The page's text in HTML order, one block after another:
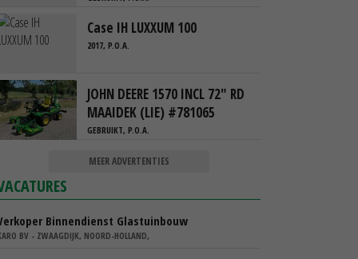
Case IH LUXXUM 100
2017, P.O.A.
JOHN DEERE 1570 INCL 72" RD
MAAIDEK (LIE) #781065
GEBRUIKT, P.O.A.
MEER ADVERTENTIES
Binnendienst Glastuinbouw
BV - ZWAAGDIJK, NOORD-HOLLAND,